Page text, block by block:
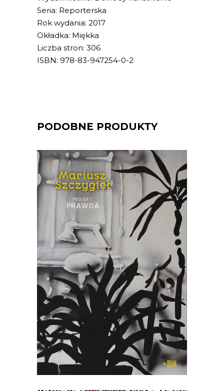
Seria: Reporterska
Rok wydania: 2017
Okładka: Miękka
Liczba stron: 306
ISBN: 978-83-947254-0-2
PODOBNE PRODUKTY
[EBOOK] Mariusz Szczygieł –
PROJEKT PRAWDA
„Projekt: prawda” to pozycja, jakiej na
polskim rynku wydawniczym jeszcze
nie było. Książka ta jest kolażem, na
który składają się miniatury Mariusza
Szczygła z własnego i cudzego życia
oraz powieść z 1959 roku „Portret z
pamięci” zapomnianego dziś pisarza,
Stanisława […]
44.00 22.00zł
KSIĄŻKA DO KOSZYKA